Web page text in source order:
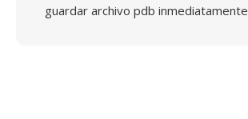
guardar archivo pdb inmediatamente